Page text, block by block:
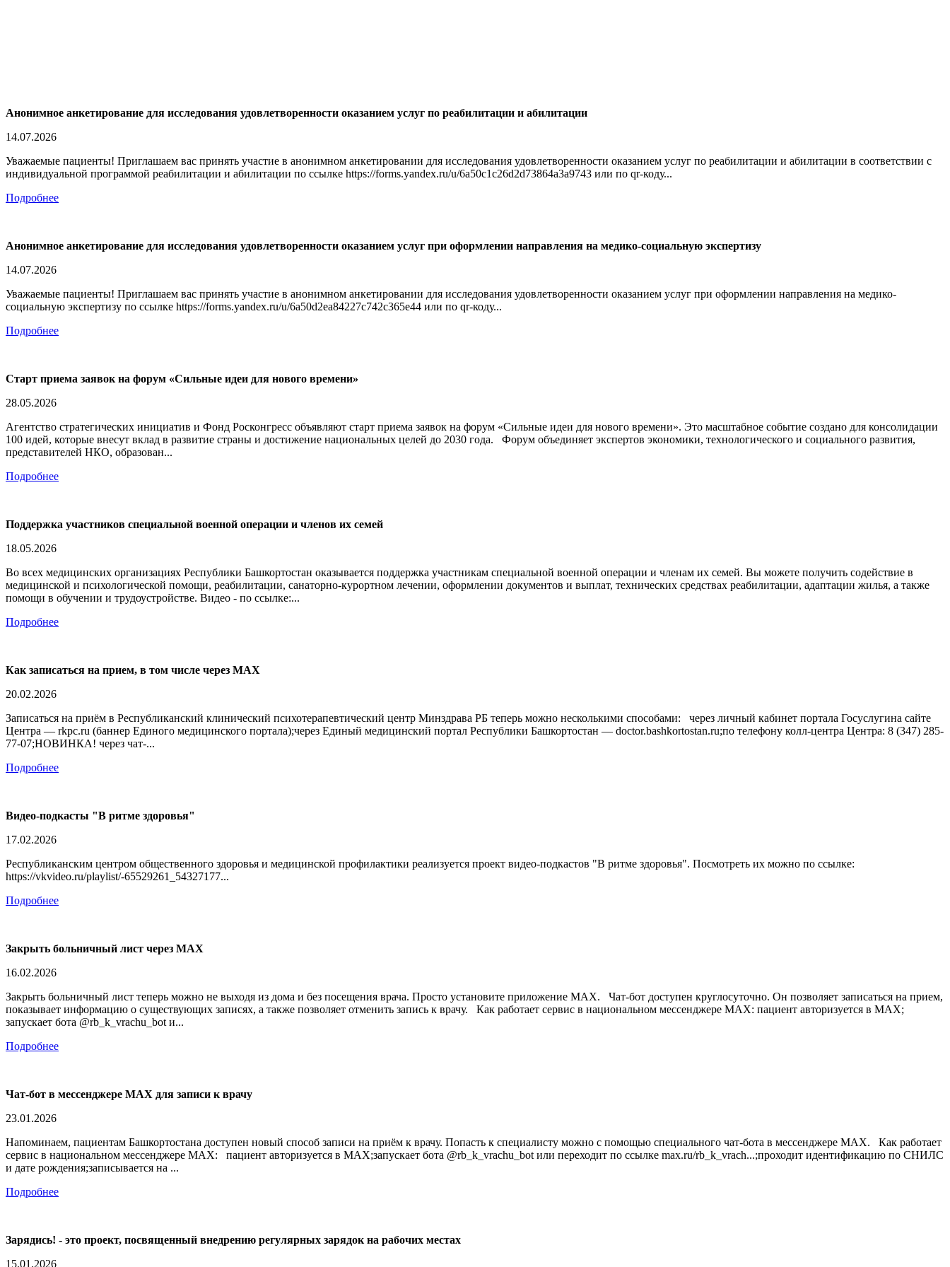
Анонимное анкетирование для исследования удовлетворенности оказанием услуг по реабилитации и абилитации
14.07.2026
Уважаемые пациенты! Приглашаем вас принять участие в анонимном анкетировании для исследования удовлетворенности оказанием услуг по реабилитации и абилитации в соответствии с
индивидуальной программой реабилитации и абилитации по ссылке https://forms.yandex.ru/u/6a50c1c26d2d73864a3a9743 или по qr-коду...
Подробнее
Анонимное анкетирование для исследования удовлетворенности оказанием услуг при оформлении направления на медико-социальную экспертизу
14.07.2026
Уважаемые пациенты! Приглашаем вас принять участие в анонимном анкетировании для исследования удовлетворенности оказанием услуг при оформлении направления на медико-
социальную экспертизу по ссылке https://forms.yandex.ru/u/6a50d2ea84227c742c365e44 или по qr-коду...
Подробнее
Старт приема заявок на форум «Сильные идеи для нового времени»
28.05.2026
Агентство стратегических инициатив и Фонд Росконгресс объявляют старт приема заявок на форум «Сильные идеи для нового времени». Это масштабное событие создано для консолидации
100 идей, которые внесут вклад в развитие страны и достижение национальных целей до 2030 года. Форум объединяет экспертов экономики, технологического и социального развития,
представителей НКО, образован...
Подробнее
Поддержка участников специальной военной операции и членов их семей
18.05.2026
Во всех медицинских организациях Республики Башкортостан оказывается поддержка участникам специальной военной операции и членам их семей. Вы можете получить содействие в
медицинской и психологической помощи, реабилитации, санаторно-курортном лечении, оформлении документов и выплат, технических средствах реабилитации, адаптации жилья, а также
помощи в обучении и трудоустройстве. Видео - по ссылке:...
Подробнее
Как записаться на прием, в том числе через МАХ
20.02.2026
Записаться на приём в Республиканский клинический психотерапевтический центр Минздрава РБ теперь можно несколькими способами: через личный кабинет портала Госуслугина сайте
Центра — rkpc.ru (баннер Единого медицинского портала);через Единый медицинский портал Республики Башкортостан — doctor.bashkortostan.ru;по телефону колл-центра Центра: 8 (347) 285-
77-07;НОВИНКА! через чат-...
Подробнее
Видео-подкасты "В ритме здоровья"
17.02.2026
Республиканским центром общественного здоровья и медицинской профилактики реализуется проект видео-подкастов "В ритме здоровья". Посмотреть их можно по ссылке:
https://vkvideo.ru/playlist/-65529261_54327177...
Подробнее
Закрыть больничный лист через МАХ
16.02.2026
Закрыть больничный лист теперь можно не выходя из дома и без посещения врача. Просто установите приложение MAX. Чат-бот доступен круглосуточно. Он позволяет записаться на прием,
показывает информацию о существующих записях, а также позволяет отменить запись к врачу. Как работает сервис в национальном мессенджере MAX: пациент авторизуется в MAX;
запускает бота @rb_k_vrachu_bot и...
Подробнее
Чат-бот в мессенджере MAХ для записи к врачу
23.01.2026
Напоминаем, пациентам Башкортостана доступен новый способ записи на приём к врачу. Попасть к специалисту можно с помощью специального чат-бота в мессенджере MAX. Как работает
сервис в национальном мессенджере MAX: пациент авторизуется в MAX;запускает бота @rb_k_vrachu_bot или переходит по ссылке max.ru/rb_k_vrach...;проходит идентификацию по СНИЛС
и дате рождения;записывается на ...
Подробнее
Зарядись! - это проект, посвященный внедрению регулярных зарядок на рабочих местах
15.01.2026